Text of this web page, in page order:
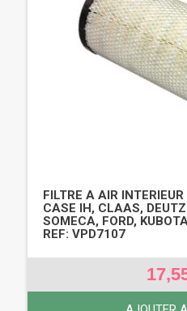
FILTRE A AIR
CASE IH, CLAAS,
SOMECA, FORD,
REF: VPD7107